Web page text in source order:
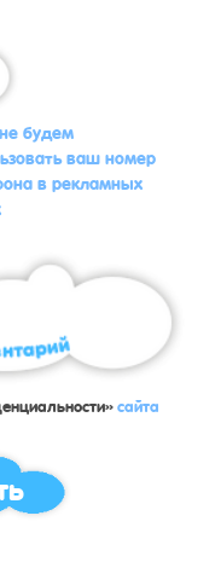
будем
ваш номер
в рекламных
сайта